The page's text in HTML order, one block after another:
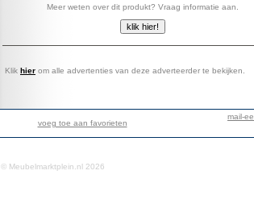
Meer weten over dit produkt? Vraag informatie aan.
Klik hier om alle advertenties van deze adverteerder te bekijken.
voeg toe aan favorieten
mail-
© Meubelmarktplein.nl 2026